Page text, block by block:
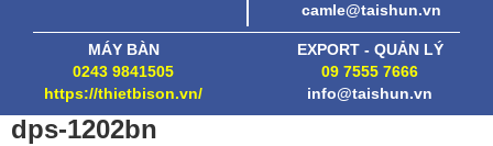
camle@taishun.vn
MÁY BÀN
0243 9841505
https://thietbison.vn/
EXPORT - QUẢN LÝ
09 7555 7666
info@taishun.vn
dps-1202bn